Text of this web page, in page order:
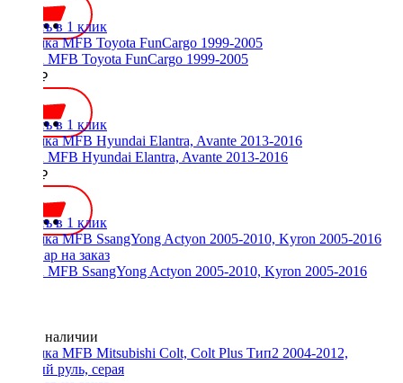
Купить в 1 клик
Рамка MFB Toyota FunCargo 1999-2005
2800 ₽
Купить в 1 клик
Рамка MFB Hyundai Elantra, Avante 2013-2016
2000 ₽
Купить в 1 клик
Рамка MFB SsangYong Actyon 2005-2010, Kyron 2005-2016
Нет в наличии